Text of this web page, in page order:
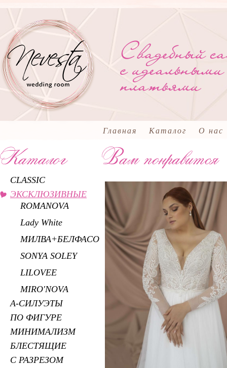
Главная Каталог О нас
CLASSIC
ЭКСКЛЮЗИВНЫЕ
ROMANOVA
Lady White
МИЛВА+БЕЛФАСО
SONYA SOLEY
LILOVEE
MIRO'NOVA
А-СИЛУЭТЫ
ПО ФИГУРЕ
МИНИМАЛИЗМ
БЛЕСТЯЩИЕ
С РАЗРЕЗОМ